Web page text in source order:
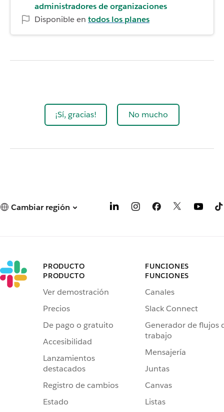
administradores de organizaciones
Disponible en todos los planes
¡Sí, gracias! No mucho
Cambiar región
PRODUCTO
PRODUCTO
Ver demostración
Precios
De pago o gratuito
Accesibilidad
Lanzamientos
destacados
Registro de cambios
Estado
FUNCIONES
FUNCIONES
Canales
Slack Connect
Generador de flujos
trabajo
Mensajería
Juntas
Canvas
Listas